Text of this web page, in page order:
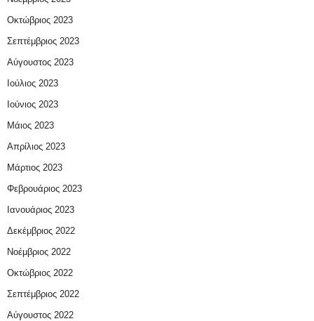
Οκτώβριος 2023
Σεπτέμβριος 2023
Αύγουστος 2023
Ιούλιος 2023
Ιούνιος 2023
Μάιος 2023
Απρίλιος 2023
Μάρτιος 2023
Φεβρουάριος 2023
Ιανουάριος 2023
Δεκέμβριος 2022
Νοέμβριος 2022
Οκτώβριος 2022
Σεπτέμβριος 2022
Αύγουστος 2022